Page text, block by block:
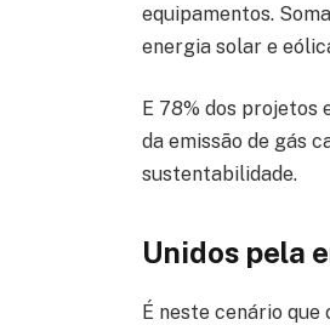
equipamentos.
energia solar e
E 78% dos projetos
da emissão de gás
sustentabilidade.
Unidos pela
É neste cenário